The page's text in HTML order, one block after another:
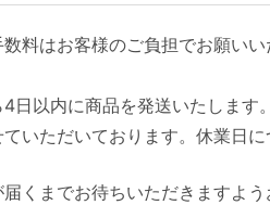
料はお客様のご負担でお願いい
以内に商品を発送いたします。
いただいております。休業日
くまでお待ちいただきますよう